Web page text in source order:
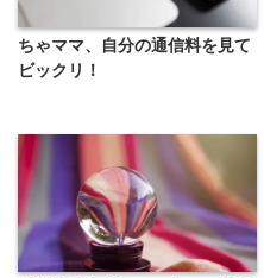
ちゃママ、自分の通信料を見て
ビックリ！